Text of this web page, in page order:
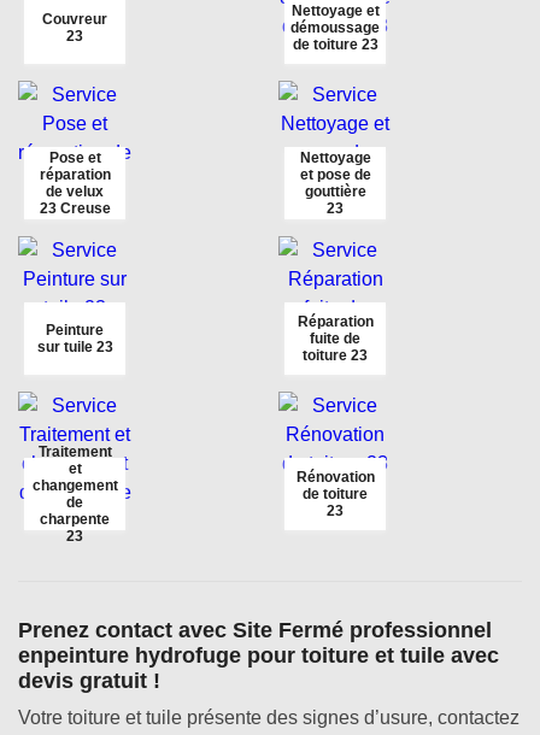
Couvreur
23
Nettoyage et
démoussage
de toiture 23
Pose et
réparation
de velux
23 Creuse
Nettoyage
et pose de
gouttière
23
Peinture
sur tuile 23
Réparation
fuite de
toiture 23
Traitement
et
changement
de
charpente
23
Rénovation
de toiture
23
Prenez contact avec Site Fermé professionnel
enpeinture hydrofuge pour toiture et tuile avec
devis gratuit !
Votre toiture et tuile présente des signes d’usure, contactez